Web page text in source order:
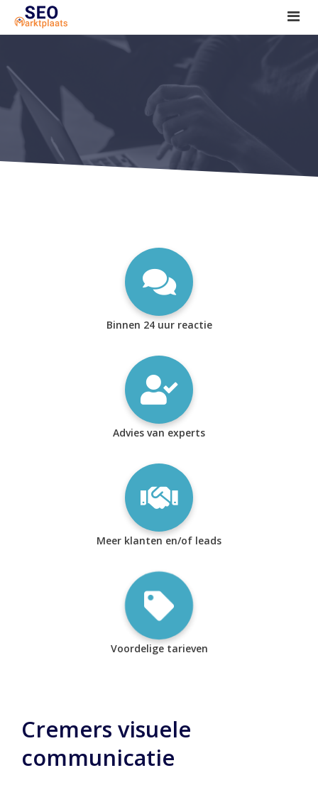
SEO tools reviews
Marketeer bij jou in de buurt?
Offerte
1. Seo voor beginners +
2. Onderzoeken +
Binnen 24 uur reactie
Advies van experts
Meer klanten en/of leads
Voordelige tarieven
Cremers visuele
communicatie